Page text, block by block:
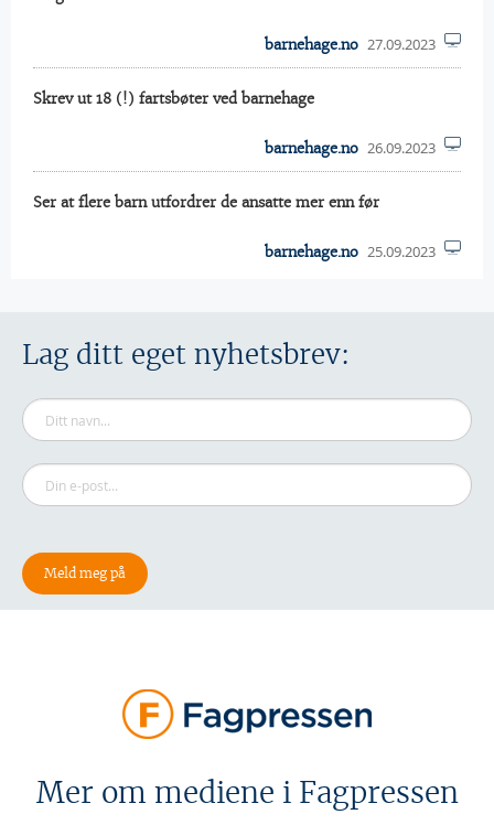
barnehage.no 27.09.2023
Skrev ut 18 (!) fartsbøter ved barnehage
barnehage.no 26.09.2023
Ser at flere barn utfordrer de ansatte mer enn før
barnehage.no 25.09.2023
Lag ditt eget nyhetsbrev:
Mer om mediene i Fagpressen